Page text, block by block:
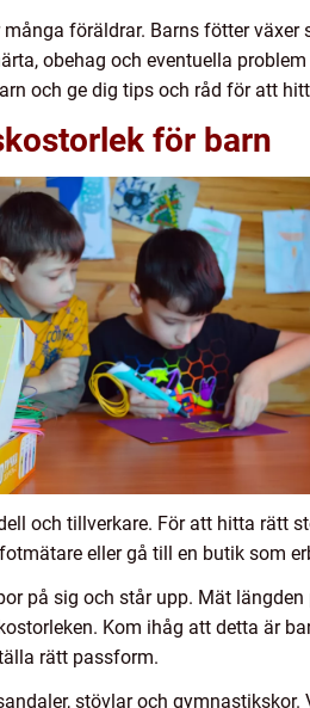
föräldrar. Barns fötter växer
obehag och eventuella
och ge dig tips och råd för att
för barn
och tillverkare. För att hitta rätt
eller gå till en butik som
på sig och står upp. Mät
Kom ihåg att detta är
rätt passform.
stövlar och